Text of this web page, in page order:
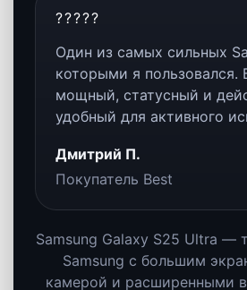
1. Каковы основные
Galaxy S25 Ultra от S24
Galaxy S25 Ultra делает
ещё более глубокой
производительности,
пользовательском